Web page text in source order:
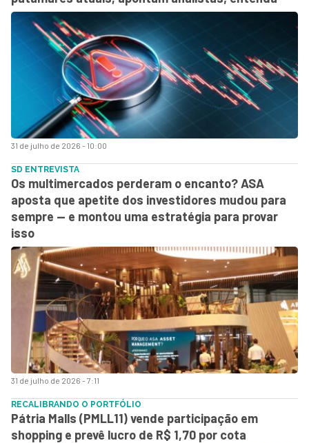
31 de julho de 2026 - 10:00
31 de julho de 2026 - 7:11
SD ENTREVISTA
Os multimercados perderam o encanto? ASA
aposta que apetite dos investidores mudou para
sempre — e montou uma estratégia para provar
isso
RECALIBRANDO O PORTFÓLIO
Pátria Malls (PMLL11) vende participação em
shopping e prevê lucro de R$ 1,70 por cota